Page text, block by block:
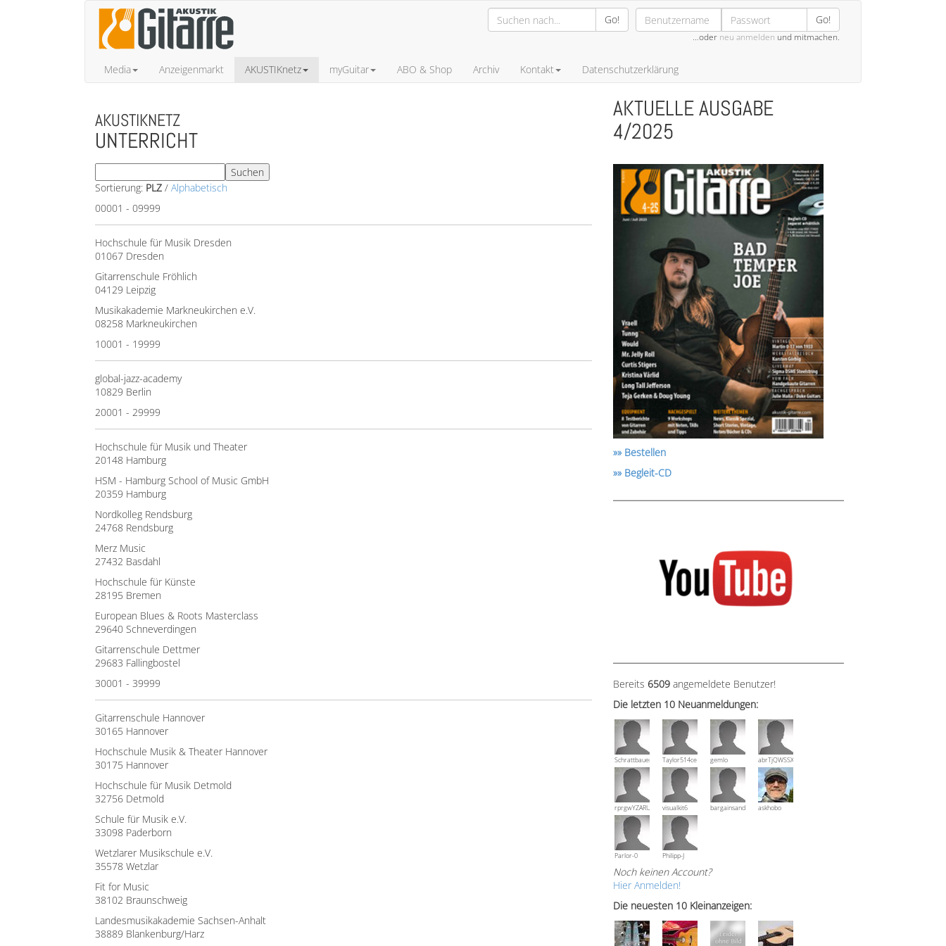
Go! Go!
…oder neu anmelden und mitmachen.
Media Anzeigenmarkt AKUSTIKnetz myGuitar ABO & Shop Archiv Kontakt Datenschutzerklärung
AKUSTIKNETZ
UNTERRICHT
Sortierung: PLZ / Alphabetisch
00001 - 09999
Hochschule für Musik Dresden
01067 Dresden
Gitarrenschule Fröhlich
04129 Leipzig
Musikakademie Markneukirchen e.V.
08258 Markneukirchen
10001 - 19999
global-jazz-academy
10829 Berlin
20001 - 29999
Hochschule für Musik und Theater
20148 Hamburg
HSM - Hamburg School of Music GmbH
20359 Hamburg
Nordkolleg Rendsburg
24768 Rendsburg
Merz Music
27432 Basdahl
Hochschule für Künste
28195 Bremen
European Blues & Roots Masterclass
29640 Schneverdingen
Gitarrenschule Dettmer
29683 Fallingbostel
30001 - 39999
Gitarrenschule Hannover
30165 Hannover
Hochschule Musik & Theater Hannover
30175 Hannover
Hochschule für Musik Detmold
32756 Detmold
Schule für Musik e.V.
33098 Paderborn
Wetzlarer Musikschule e.V.
35578 Wetzlar
Fit for Music
38102 Braunschweig
Landesmusikakademie Sachsen-Anhalt
38889 Blankenburg/Harz
AKTUELLE AUSGABE
4/2025
»» Bestellen
»» Begleit-CD
Bereits 6509 angemeldete Benutzer!
Die letzten 10 Neuanmeldungen:
Schrattbauer Taylor514ce gemlo abrTjQWSSXuVznPolE
rprgwYZARUTZQyCWESpD
visualkit6 bargainsandmoreaskhobo
Parlor-0 Philipp-J
Noch keinen Account?
Hier Anmelden!
Die neuesten 10 Kleinanzeigen: